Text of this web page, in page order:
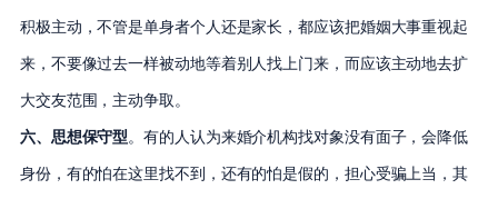
积极主动，不管是单身者个人还是家长，都应该把婚姻大事重视起
来，不要像过去一样被动地等着别人找上门来，而应该主动地去扩
大交友范围，主动争取。
六、思想保守型。有的人认为来婚介机构找对象没有面子，会降低
身份，有的怕在这里找不到，还有的怕是假的，担心受骗上当，其